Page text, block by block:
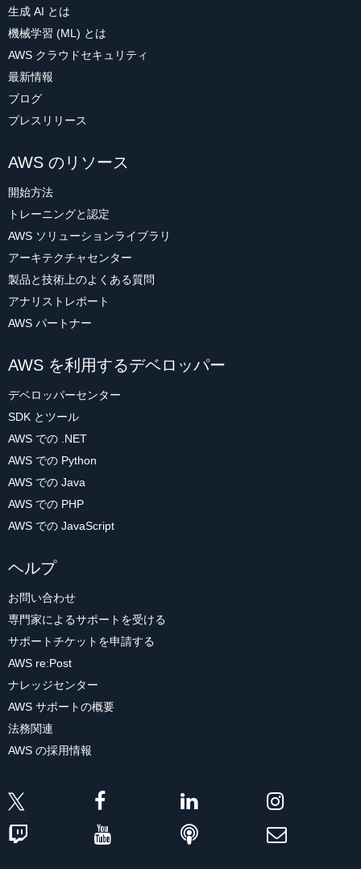
生成 AI とは
機械学習 (ML) とは
AWS クラウドセキュリティ
最新情報
ブログ
プレスリリース
AWS のリソース
開始方法
トレーニングと認定
AWS ソリューションライブラリ
アーキテクチャセンター
製品と技術上のよくある質問
アナリストレポート
AWS パートナー
AWS を利用するデベロッパー
デベロッパーセンター
SDK とツール
AWS での .NET
AWS での Python
AWS での Java
AWS での PHP
AWS での JavaScript
ヘルプ
お問い合わせ
専門家によるサポートを受ける
サポートチケットを申請する
AWS re:Post
ナレッジセンター
AWS サポートの概要
法務関連
AWS の採用情報